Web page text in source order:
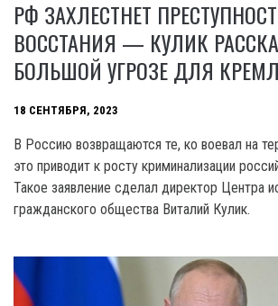
РФ ЗАХЛЕСТНЕТ
ВОССТАНИЯ — КУЛИК
БОЛЬШОЙ УГРОЗЕ ДЛЯ
18 СЕНТЯБРЯ, 2023
В Россию возвращаются те, ко воевал на
это приводит к росту криминализации
Такое заявление сделал директор Центра
гражданского общества Виталий Кулик.